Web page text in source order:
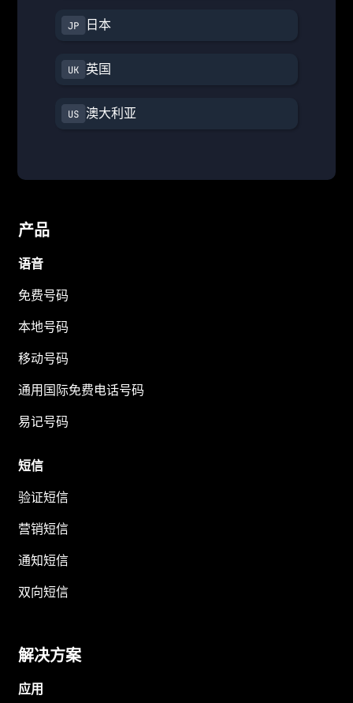
日本
英国
澳大利亚
产品
语音
免费号码
本地号码
移动号码
通用国际免费电话号码
易记号码
短信
验证短信
营销短信
通知短信
双向短信
解决方案
应用